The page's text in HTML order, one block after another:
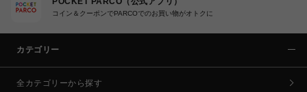
コイン＆クーポンでPARCOでのお買い物がオトクに
カテゴリー
全カテゴリーから探す